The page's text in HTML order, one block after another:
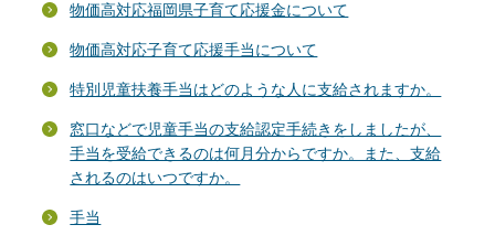
物価高対応福岡県子育て応援金について
物価高対応子育て応援手当について
特別児童扶養手当はどのような人に支給されますか。
窓口などで児童手当の支給認定手続きをしましたが、
手当を受給できるのは何月分からですか。また、支給
されるのはいつですか。
手当